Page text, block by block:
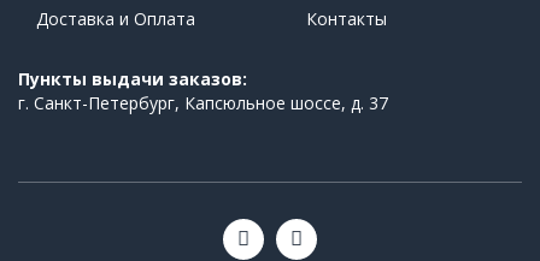
Доставка и Оплата
Контакты
Пункты выдачи заказов:
г. Санкт-Петербург, Капсюльное шоссе, д. 37